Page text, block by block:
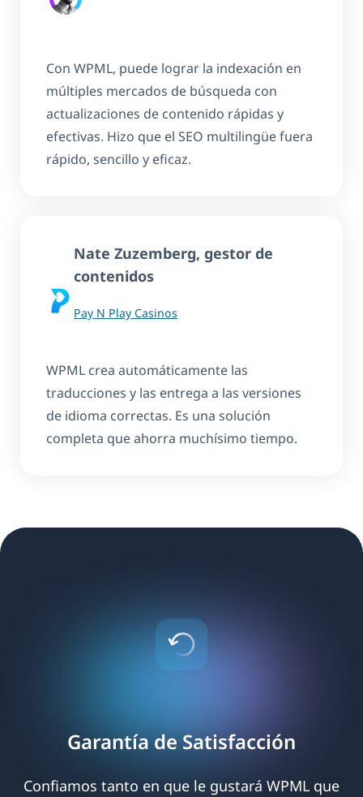
Con WPML, puede lograr la indexación en
múltiples mercados de búsqueda con
actualizaciones de contenido rápidas y
efectivas. Hizo que el SEO multilingüe fuera
rápido, sencillo y eficaz.
Nate Zuzemberg, gestor de
contenidos
Pay N Play Casinos
WPML crea automáticamente las
traducciones y las entrega a las versiones
de idioma correctas. Es una solución
completa que ahorra muchísimo tiempo.
Garantía de Satisfacción
Confiamos tanto en que le gustará WPML que